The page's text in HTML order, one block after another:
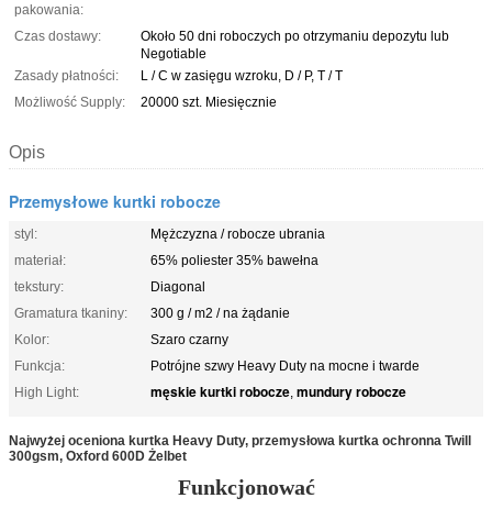
pakowania:
Czas dostawy:
Około 50 dni roboczych po otrzymaniu depozytu lub
Negotiable
Zasady płatności:
L / C w zasięgu wzroku, D / P, T / T
Możliwość Supply:
20000 szt. Miesięcznie
Opis
Przemysłowe kurtki robocze
styl:
Mężczyzna / robocze ubrania
materiał:
65% poliester 35% bawełna
tekstury:
Diagonal
Gramatura tkaniny:
300 g / m2 / na żądanie
Kolor:
Szaro czarny
Funkcja:
Potrójne szwy Heavy Duty na mocne i twarde
High Light:
męskie kurtki robocze, mundury robocze
Najwyżej oceniona kurtka Heavy Duty, przemysłowa kurtka ochronna Twill
300gsm, Oxford 600D Żelbet
Funkcjonować